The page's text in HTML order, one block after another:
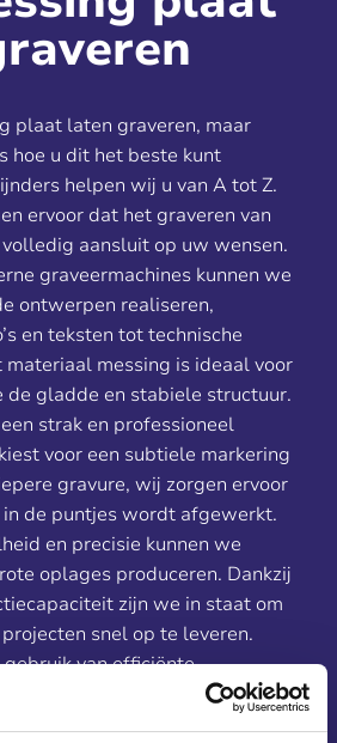
plaat laten graveren, maar
hoe u dit het beste kunt
helpen wij u van A tot Z.
ervoor dat het graveren van
aansluit op uw wensen.
graveermachines kunnen we
ontwerpen realiseren,
en teksten tot technische
materiaal messing is ideaal voor
de gladde en stabiele structuur.
strak en professioneel
voor een subtiele markering
gravure, wij zorgen ervoor
de puntjes wordt afgewerkt.
en precisie kunnen we
oplages produceren. Dankzij
zijn we in staat om
snel op te leveren.
van efficiënte
concessies te doen aan de